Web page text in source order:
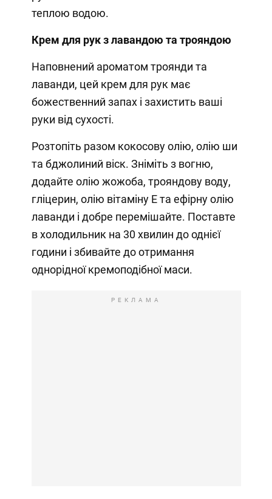
теплою водою.
Крем для рук з лавандою та трояндою
Наповнений ароматом троянди та
лаванди, цей крем для рук має
божественний запах і захистить ваші
руки від сухості.
Розтопіть разом кокосову олію, олію ши
та бджолиний віск. Зніміть з вогню,
додайте олію жожоба, трояндову воду,
гліцерин, олію вітаміну Е та ефірну олію
лаванди і добре перемішайте. Поставте
в холодильник на 30 хвилин до однієї
години і збивайте до отримання
однорідної кремоподібної маси.
РЕКЛАМА